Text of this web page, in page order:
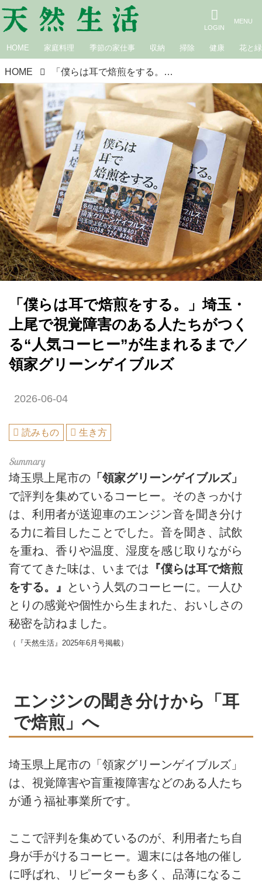
HOME 家庭料理 季節の家仕事 収納 掃除 健康 花と緑
HOME 「僕らは耳で焙煎をする。」埼玉・上尾で視覚障害のある人たちがつくる“人気コーヒー”が生まれるまで／領家グリーンゲイブルズ
「僕らは耳で焙煎をする。」埼玉・
上尾で視覚障害のある人たちがつく
る“人気コーヒー”が生まれるまで／
領家グリーンゲイブルズ
2026-06-04
読みもの 生き方
埼玉県上尾市の 「領家グリーンゲイブルズ」
で評判を集めているコーヒー。そのきっかけ
は、利用者が送迎車のエンジン音を聞き分け
る力に着目したことでした。音を聞き、試飲
を重ね、香りや温度、湿度を感じ取りながら
育ててきた味は、いまでは 『僕らは耳で焙煎
をする。』
という人気のコーヒーに。一人ひ
とりの感覚や個性から生まれた、おいしさの
秘密を訪ねました。
（『天然生活』2025年6月号掲載）
エンジンの聞き分けから「耳
で焙煎」へ
埼玉県上尾市の「領家グリーンゲイブルズ」
は、視覚障害や盲重複障害などのある人たち
が通う福祉事業所です。
ここで評判を集めているのが、利用者たち自
身が手がけるコーヒー。週末には各地の催し
に呼ばれ、リピーターも多く、品薄になるこ